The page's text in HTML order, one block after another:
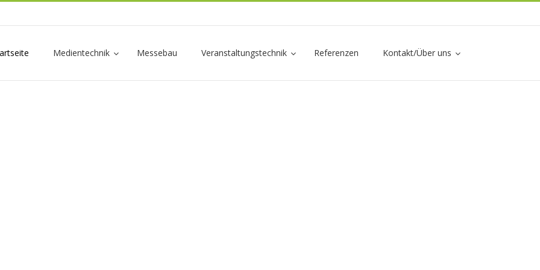
Medientechnik Messebau Veranstaltungstechnik Referenzen Kontakt/Über uns